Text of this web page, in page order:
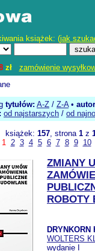
książek: (jak
zł
zamówienie
tytułów: A-Z / Z-A•
od najstarszych / od
książek: 157, strona 1z
1 2 3 4 5 6 7 8 9 10
ZMIANY
ROBOTY
DRYNKORN
WOLTERS
wydanie I